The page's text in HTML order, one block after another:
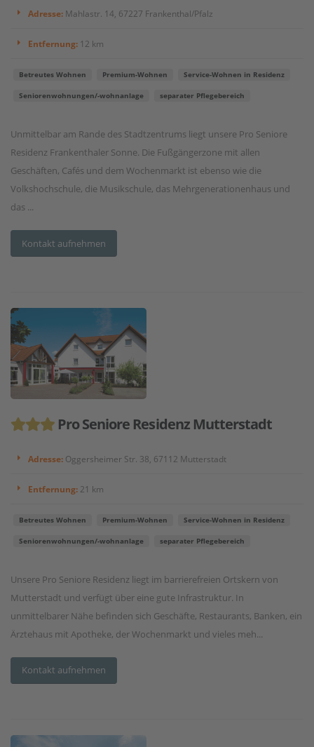
Adresse: Mahlastr. 14, 67227 Frankenthal/Pfalz
Entfernung: 12 km
Betreutes Wohnen Premium-Wohnen Service-Wohnen in Residenz
Seniorenwohnungen/-wohnanlage separater Pflegebereich
Unmittelbar am Rande des Stadtzentrums liegt unsere Pro Seniore
Residenz Frankenthaler Sonne. Die Fußgängerzone mit allen
Geschäften, Cafés und dem Wochenmarkt ist ebenso wie die
Volkshochschule, die Musikschule, das Mehrgenerationenhaus und
das ...
Kontakt aufnehmen
Pro Seniore Residenz Mutterstadt
Adresse: Oggersheimer Str. 38, 67112 Mutterstadt
Entfernung: 21 km
Betreutes Wohnen Premium-Wohnen Service-Wohnen in Residenz
Seniorenwohnungen/-wohnanlage separater Pflegebereich
Unsere Pro Seniore Residenz liegt im barrierefreien Ortskern von
Mutterstadt und verfügt über eine gute Infrastruktur. In
unmittelbarer Nähe befinden sich Geschäfte, Restaurants, Banken, ein
Ärztehaus mit Apotheke, der Wochenmarkt und vieles meh...
Kontakt aufnehmen